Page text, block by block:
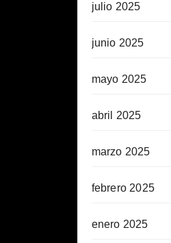
julio 2025
junio 2025
mayo 2025
abril 2025
marzo 2025
febrero 2025
enero 2025